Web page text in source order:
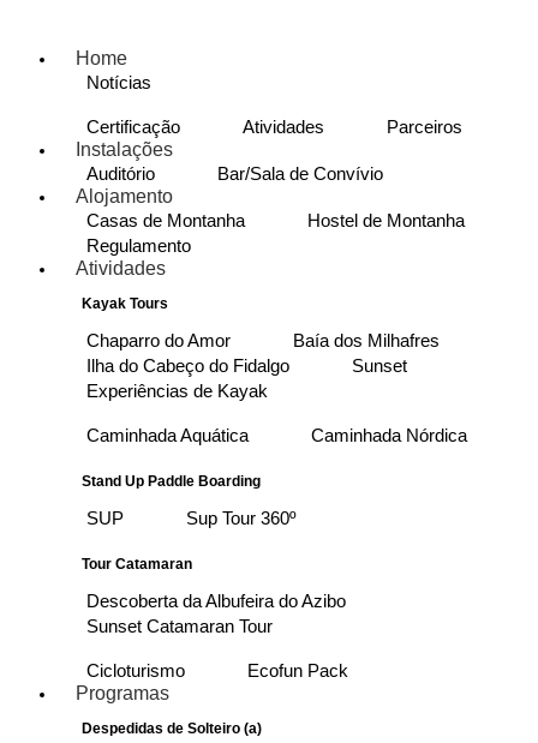
Home
Notícias
Certificação Atividades
Parceiros
Instalações
Auditório
Bar/Sala de Convívio
Alojamento
Casas de Montanha
Hostel de Montanha
Regulamento
Atividades
Kayak Tours
Chaparro do Amor
Baía dos Milhafres
Ilha do Cabeço do Fidalgo
Sunset
Experiências de Kayak
Caminhada Aquática Caminhada Nórdica
Stand Up Paddle Boarding
SUP Sup Tour 360º
Tour Catamaran
Descoberta da Albufeira do Azibo
Sunset Catamaran Tour
Cicloturismo
Ecofun Pack
Programas
Despedidas de Solteiro (a)